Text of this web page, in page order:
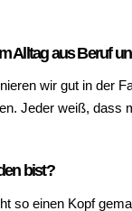
Alltag aus Beruf
wir gut in der
Jeder weiß, dass
bist?
einen Kopf